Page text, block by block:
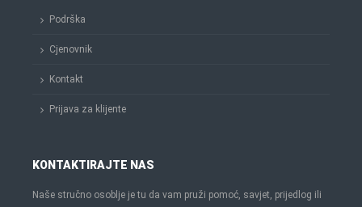
Podrška
Cjenovnik
Kontakt
Prijava za klijente
KONTAKTIRAJTE NAS
Naše stručno osoblje je tu da vam pruži pomoć, savjet, prijedlog ili